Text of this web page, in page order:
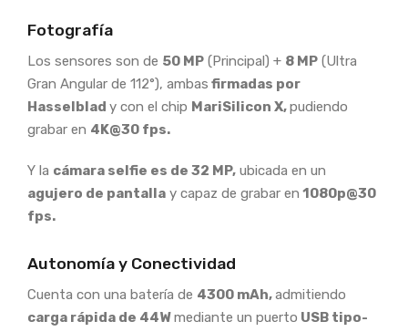
Fotografía
Los sensores son de 50 MP (Principal) + 8 MP (Ultra
Gran Angular de 112°), ambas firmadas por
Hasselblad y con el chip MariSilicon X,pudiendo
grabar en 4K@30 fps.
Y la cámara selfie es de 32 MP, ubicada en un
agujero de pantalla y capaz de grabar en 1080p@30
fps.
Autonomía y Conectividad
Cuenta con una batería de 4300 mAh,admitiendo
carga rápida de 44Wmediante un puerto USB tipo-